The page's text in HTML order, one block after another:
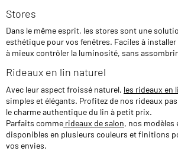
Stores
Dans le même esprit, les stores sont une
esthétique pour vos fenêtres. Faciles à
à mieux contrôler la luminosité, sans
Rideaux en lin naturel
Avec leur aspect froissé naturel, les rideaux en
simples et élégants. Profitez de nos rideaux
le charme authentique du lin à petit prix.
Parfaits comme rideaux de salon, nos modèles
disponibles en plusieurs couleurs et finitions
vos envies.